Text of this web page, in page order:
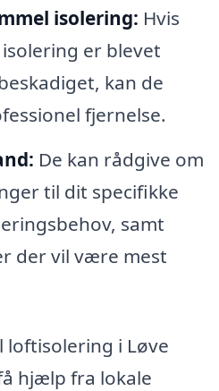
isolering: Hvis
er blevet
kan de
fjernelse.
De kan rådgive om
til dit specifikke
samt
der vil være mest
i Løve
hjælp fra lokale